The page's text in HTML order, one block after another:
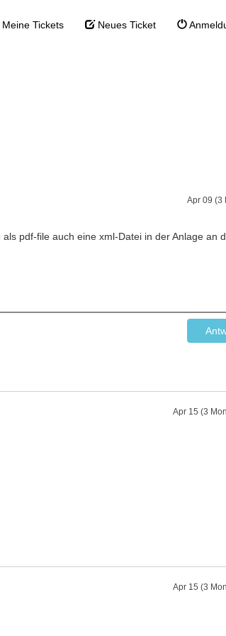
Meine Tickets Neues Ticket
Apr 09 (3
pdf-file auch eine xml-Datei in der Anlage an
Apr 15 (3
Apr 15 (3